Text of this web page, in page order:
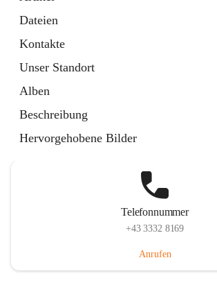
Dateien
Kontakte
Unser Standort
Alben
Beschreibung
Hervorgehobene Bilder
Telefonnummer
+43 3332 8169
Anrufen